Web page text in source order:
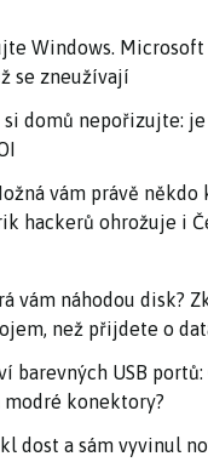
Windows.
se zneužívají
domů nepořizujte: je
vám právě někdo
hackerů ohrožuje i
vám náhodou disk?
než přijdete o
barevných USB portů:
modré konektory?
dost a sám vyvinul